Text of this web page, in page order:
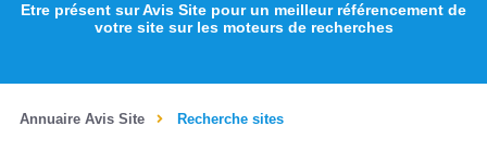
Etre présent sur Avis Site pour un meilleur référencement de
votre site sur les moteurs de recherches
Annuaire Avis Site Recherche sites